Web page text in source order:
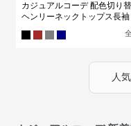
カジュアルコーデ 配色切り替
ヘンリーネックトップス長袖
人